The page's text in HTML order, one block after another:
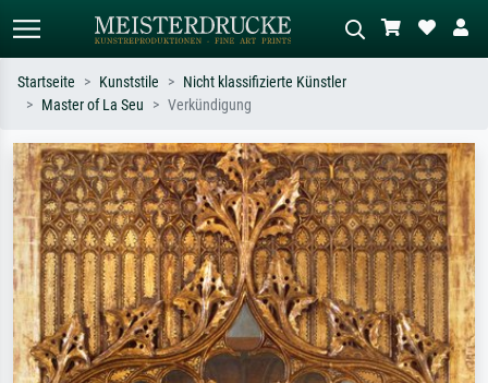
Suchen Sie nach Künstlern, Werktiteln
oder Stilen – z.B. Monet,
Sternennacht, Impressionismus, Welle
Hokusai, Akt.
Beschreiben Sie die Szene – z.B. Grüne
Wiese, Abstrakt mit viel Rot, Dunkles
Ölgemälde, Stehender Akt neben einem
Baum.
Startseite Kunststile
Nicht klassifizierte Künstler
Master of La Seu
Verkündigung